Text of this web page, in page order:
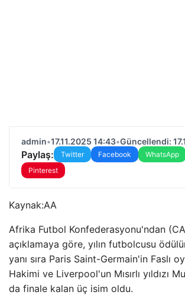
admin•17.11.2025 14:43•Güncellendi:
Paylaş: Twitter Facebook WhatsApp
Pinterest
Kaynak:AA
Afrika Futbol Konfederasyonu'ndan
açıklamaya göre, yılın futbolcusu
yanı sıra Paris Saint-Germain'in Faslı
Hakimi ve Liverpool'un Mısırlı yıldızı
da finale kalan üç isim oldu.